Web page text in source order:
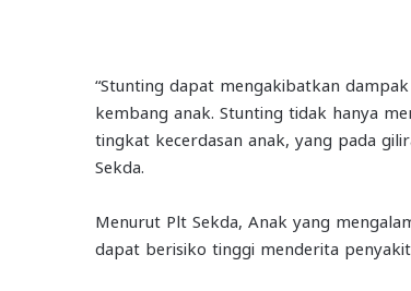
“Stunting dapat mengakibatkan
kembang anak. Stunting tidak hanya
tingkat kecerdasan anak, yang pada
Sekda.
Menurut Plt Sekda, Anak yang
dapat berisiko tinggi menderita penyakit